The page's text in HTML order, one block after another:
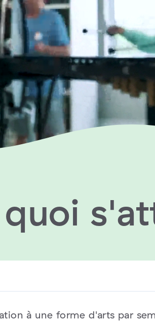
à une forme d'arts par